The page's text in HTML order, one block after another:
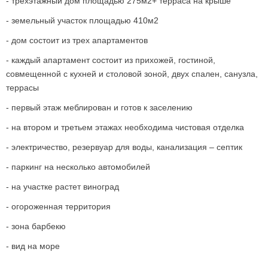
- земельный участок площадью 410м2
- дом состоит из трех апартаментов
- каждый апартамент состоит из прихожей, гостиной,
совмещенной с кухней и столовой зоной, двух спален, санузла,
террасы
- первый этаж меблирован и готов к заселению
- на втором и третьем этажах необходима чистовая отделка
- электричество, резервуар для воды, канализация – септик
- паркинг на несколько автомобилей
- на участке растет виноград
- огороженная территория
- зона барбекю
- вид на море